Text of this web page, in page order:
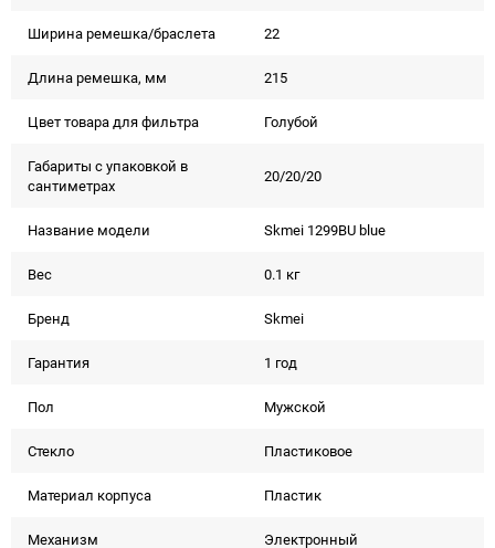
Ширина ремешка/браслета 22
Длина ремешка, мм 215
Цвет товара для фильтра Голубой
Габариты с упаковкой в
сантиметрах
20/20/20
Название модели Skmei 1299BU blue
Вес 0.1 кг
Бренд Skmei
Гарантия 1 год
Пол Мужской
Стекло Пластиковое
Материал корпуса Пластик
Механизм Электронный